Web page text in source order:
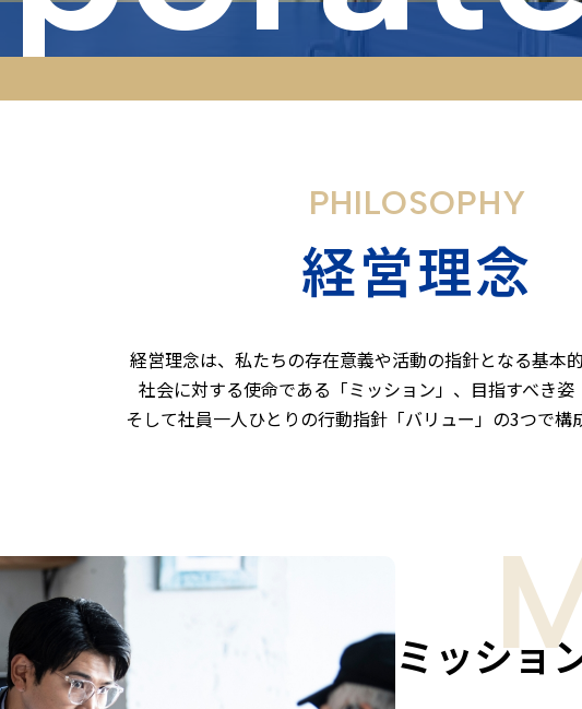
PHILOSOPHY
経営理念
経営理念は、私たちの存在意義や活動の指針となる基本
社会に対する使命である「ミッション」、 目指すべき姿
そして社員一人ひとりの行動指針「バリュー」 の3つで構
ミッショ